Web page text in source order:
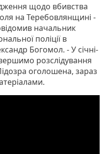
щодо вбивства
на Теребовлянщині -
начальник
поліції в
Богомол. - У січні-
розслідування
оголошена, зараз